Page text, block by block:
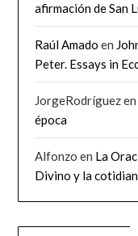
afirmación de San
Raúl Amado en
Peter. Essays in
JorgeRodríguezen
época
Alfonzo en La
Divino y la